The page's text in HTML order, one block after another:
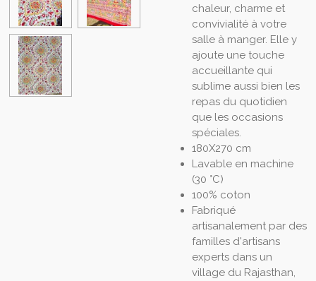
chaleur, charme et
convivialité à votre
salle à manger. Elle y
ajoute une touche
accueillante qui
sublime aussi bien les
repas du quotidien
que les occasions
spéciales.
180X270 cm
Lavable en machine
(30 °C)
100% coton
Fabriqué
artisanalement par des
familles d'artisans
experts dans un
village du Rajasthan,